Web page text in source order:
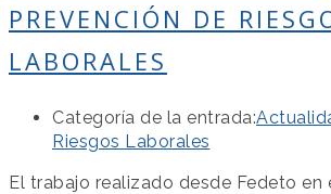
PREVENCIÓN DE
LABORALES
Categoría de la entrada:
Riesgos Laborales
El trabajo realizado desde Fedeto en